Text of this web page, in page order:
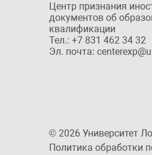
Центр признания
документов об
квалификации
Тел.: +7 831 462 34 32
Эл. почта:
© 2026 Университет
Политика обработки